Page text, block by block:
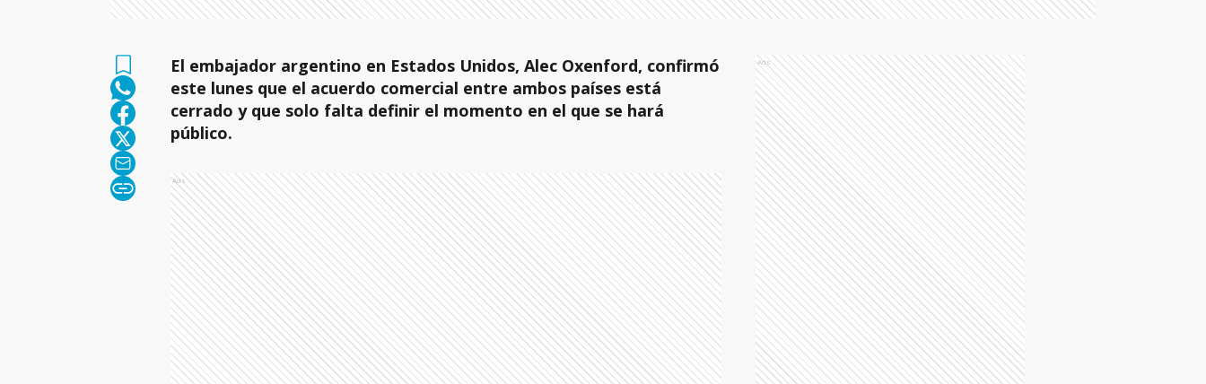
El embajador argentino en Estados Unidos, Alec Oxenford, confirmó
este lunes que el acuerdo comercial entre ambos países está
cerrado y que solo falta definir el momento en el que se hará
público.
Ads
Ads